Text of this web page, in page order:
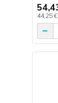
44,25 €